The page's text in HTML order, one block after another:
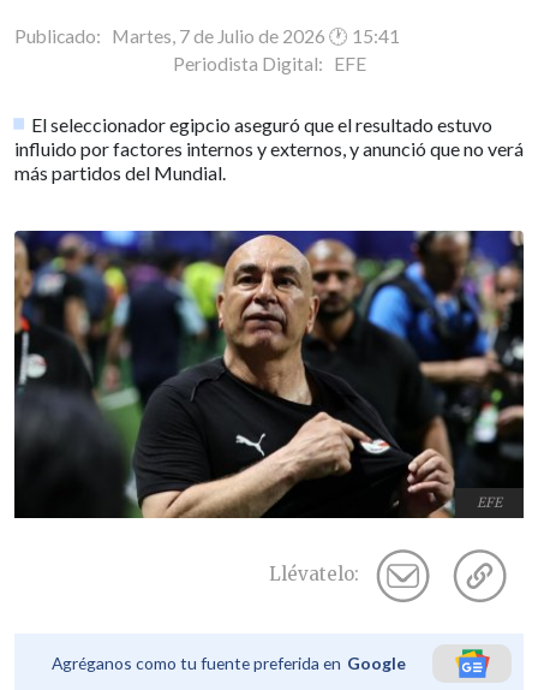
Publicado: Martes, 7 de Julio de 2026 🕐 15:41
Periodista Digital: EFE
El seleccionador egipcio aseguró que el resultado estuvo
influido por factores internos y externos, y anunció que no verá
más partidos del Mundial.
EFE
Llévatelo:
Agréganos como tu fuente preferida en Google